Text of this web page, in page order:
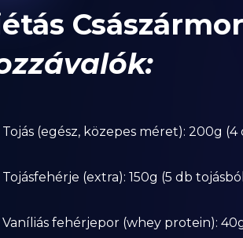
Tojás (egész, közepes méret): 200g (4
Tojásfehérje (extra): 150g (5 db
Vaníliás fehérjepor (whey protein):